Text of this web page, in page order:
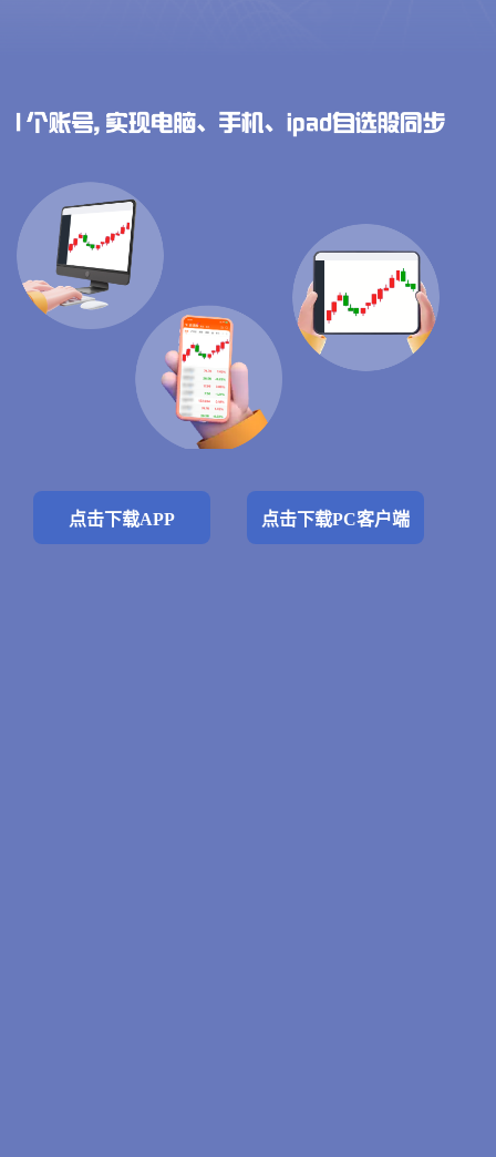
点击下载APP 点击下载PC客户端